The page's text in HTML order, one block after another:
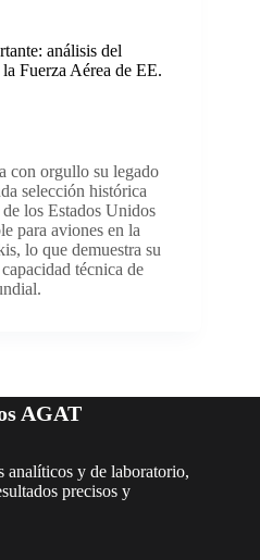
análisis del
Fuerza Aérea de EE.
con orgullo su legado
selección histórica
los Estados Unidos
para aviones en la
lo que demuestra su
técnica de
AGAT
analíticos y de laboratorio,
precisos y